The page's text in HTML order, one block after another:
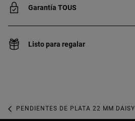
Garantía TOUS
Listo para regalar
PENDIENTES DE PLATA 22 MM DAISY